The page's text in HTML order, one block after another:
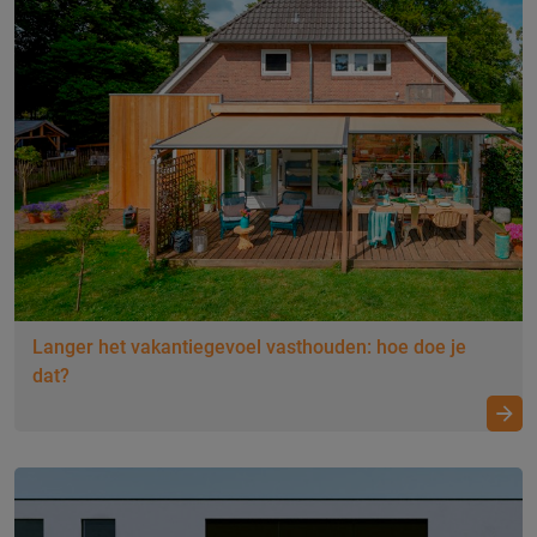
Langer het vakantiegevoel vasthouden: hoe doe je
dat?